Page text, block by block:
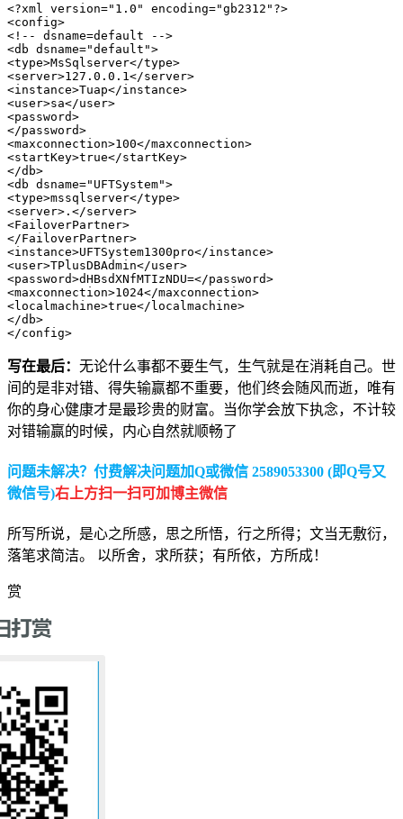
<?xml version="1.0" encoding="gb2312"?>
<config>
<!-- dsname=default -->
<db dsname="default">
<type>MsSqlserver</type>
<server>127.0.0.1</server>
<instance>Tuap</instance>
<user>sa</user>
<password>
</password>
<maxconnection>100</maxconnection>
<startKey>true</startKey>
</db>
<db dsname="UFTSystem">
<type>mssqlserver</type>
<server>.</server>
<FailoverPartner>
</FailoverPartner>
<instance>UFTSystem1300pro</instance>
<user>TPlusDBAdmin</user>
<password>dHBsdXNfMTIzNDU=</password>
<maxconnection>1024</maxconnection>
<localmachine>true</localmachine>
</db>
</config>
写在最后： 无论什么事都不要生气，生气就是在消耗自己。世
间的是非对错、得失输赢都不重要，他们终会随风而逝，唯有
你的身心健康才是最珍贵的财富。当你学会放下执念，不计较
对错输赢的时候，内心自然就顺畅了
问题未解决？付费解决问题加Q或微信 2589053300 (即Q号又
微信号)右上方扫一扫可加博主微信
所写所说，是心之所感，思之所悟，行之所得；文当无敷衍，
落笔求简洁。 以所舍，求所获；有所依，方所成！
赏